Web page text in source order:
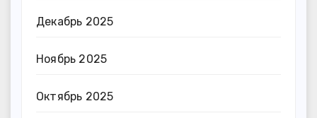
Декабрь 2025
Ноябрь 2025
Октябрь 2025